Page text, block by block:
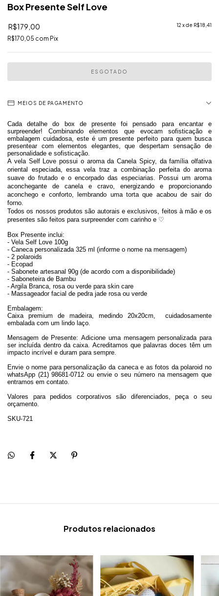
Box Presente Self Love
R$179,00 12 x de R$18,41
R$170,05 com Pix
MEIOS DE PAGAMENTO
Cada detalhe do box de presente foi pensado para encantar e
surpreender! Combinando elementos que evocam sofisticação e
embalagem cuidadosa, este é um presente perfeito para quem busca
presentear com elementos elegantes, que despertam sensação de
personalidade e sofisticação.
A vela Self Love possui o aroma da Canela Spicy, da família olfativa
oriental especiada, essa vela traz a combinação perfeita do aroma
suave do frutado e o encorpado das especiarias. Possui um aroma
aconchegante de canela e cravo, energizando e proporcionando
aconchego e conforto, lembrando uma torta que acabou de sair do
forno.
Todos os nossos produtos são autorais e exclusivos, feitos à mão e os
presentes são feitos para surpreender com carinho e ♡
Box Presente inclui:
- Vela Self Love 100g
- Caneca personalizada 325 ml (informe o nome na mensagem)
- 2 polaroids
- Ecopad
- Sabonete artesanal 90g (de acordo com a disponibilidade)
- Saboneteira de Bambu
- Argila Branca, rosa ou verde para skin care
- Massageador facial de pedra jade rosa ou verde
Embalagem:
Caixa premium de madeira, medindo 20x20cm, cuidadosamente
embalada com um lindo laço.
Mensagem de Presente:Adicione uma mensagem personalizada para
ser incluída dentro da caixa. Acreditamos que palavras doces têm um
impacto incrível e duram para sempre.
Envie o nome para personalização da caneca e as fotos da polaroid no
whatsApp (21) 98681-0712 ou envie o seu número na mensagem que
entramos em contato.
Valores para pedidos corporativos são diferenciados, peça o seu
orçamento.
SKU-721
Produtos relacionados